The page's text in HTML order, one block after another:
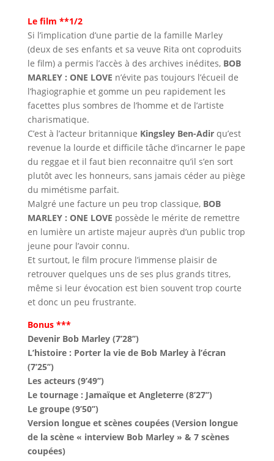
Le film **1/2
Si l’implication d’une partie de la famille Marley
(deux de ses enfants et sa veuve Rita ont coproduits
le film) a permis l’accès à des archives inédites, BOB
MARLEY : ONE LOVE n’évite pas toujours l’écueil de
l’hagiographie et gomme un peu rapidement les
facettes plus sombres de l’homme et de l’artiste
charismatique.
C’est à l’acteur britannique Kingsley Ben-Adirqu’est
revenue la lourde et difficile tâche d’incarner le pape
du reggae et il faut bien reconnaitre qu’il s’en sort
plutôt avec les honneurs, sans jamais céder au piège
du mimétisme parfait.
Malgré une facture un peu trop classique, BOB
MARLEY : ONE LOVE possède le mérite de remettre
en lumière un artiste majeur auprès d’un public trop
jeune pour l’avoir connu.
Et surtout, le film procure l’immense plaisir de
retrouver quelques uns de ses plus grands titres,
même si leur évocation est bien souvent trop courte
et donc un peu frustrante.
Bonus ***
Devenir Bob Marley (7’28’’)
L’histoire : Porter la vie de Bob Marley à l’écran
(7’25’’)
Les acteurs (9’49’’)
Le tournage : Jamaïque et Angleterre (8’27’’)
Le groupe (9’50’’)
Version longue et scènes coupées (Version longue
de la scène « interview Bob Marley » & 7 scènes
coupées)